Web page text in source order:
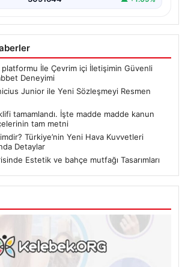
İle Çevrim içi İletişimin Güvenli
Deneyimi
Junior ile Yeni Sözleşmeyi Resmen
tamamlandı. İşte madde madde kanun
tam metni
Türkiye’nin Yeni Hava Kuvvetleri
Detaylar
Estetik ve bahçe mutfağı Tasarımları